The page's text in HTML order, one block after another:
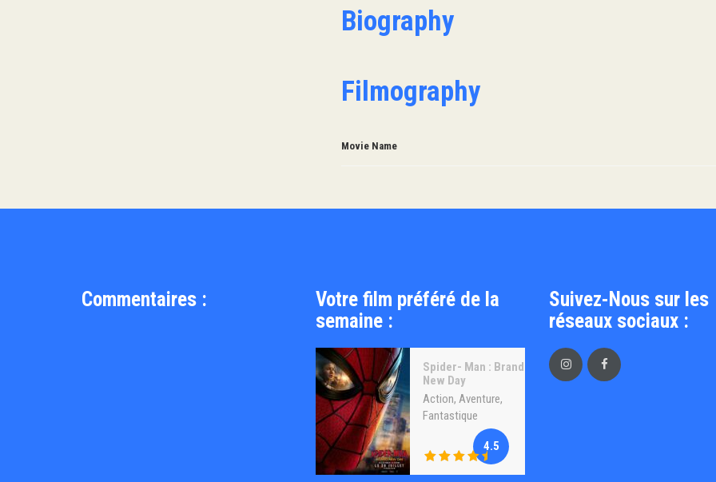
Biography
Filmography
Movie Name
Commentaires :
Votre film préféré de la
semaine :
Spider- Man : Brand
New Day
Action, Aventure,
Fantastique
4.5
Suivez-Nous sur les
réseaux sociaux :